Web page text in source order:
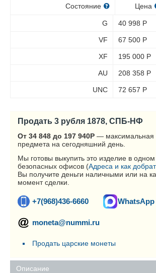
Состояние Цена
G 40 998 Р
VF 67 500 Р
XF 195 000 Р
AU 208 358 Р
UNC 72 657 Р
Продать 3 рубля 1878, СПБ-НФ
От 34 848 до 197 940Р — максимальная
предмета на сегодняшний день.
Мы готовы выкупить это изделие в
безопасных офисов (Адреса и как
Вы получите деньги наличными или на
момент сделки.
+7(968)436-6660 WhatsApp
moneta@nummi.ru
Продать царские монеты
Описание